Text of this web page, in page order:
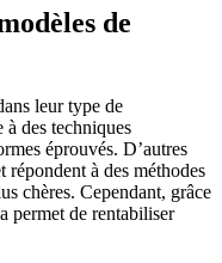
de
leur type de
des techniques
éprouvés. D’autres
répondent à des méthodes
chères. Cependant, grâce
permet de rentabiliser